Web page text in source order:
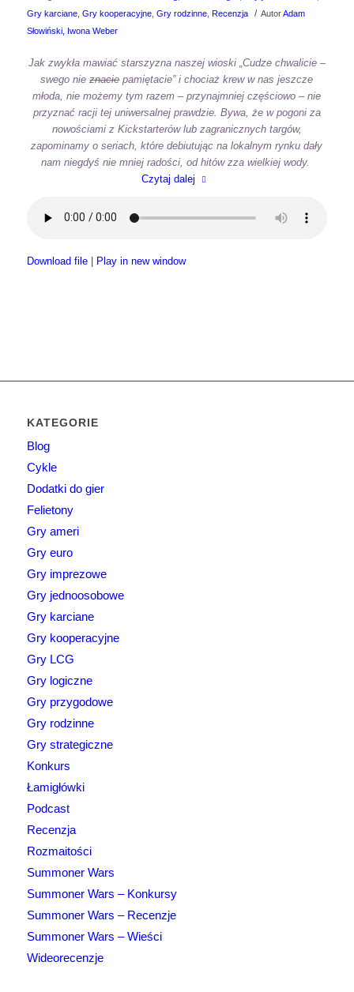
Gry karciane, Gry kooperacyjne, Gry rodzinne, Recenzja / AutorAdam
Słowiński, Iwona Weber
Jak zwykła mawiać starszyzna naszej wioski „Cudze chwalicie –
swego nieznaciepamiętacie” i chociaż krew w nas jeszcze
młoda, nie możemy tym razem – przynajmniej częściowo – nie
przyznać racji tej uniwersalnej prawdzie. Bywa, że w pogoni za
nowościami z Kickstarterów lub zagranicznych targów,
zapominamy o seriach, które debiutując na lokalnym rynku dały
nam niegdyś nie mniej radości, od hitów zza wielkiej wody.
Czytaj dalej
Download file| Play in new window
KATEGORIE
Blog
Cykle
Dodatki do gier
Felietony
Gry ameri
Gry euro
Gry imprezowe
Gry jednoosobowe
Gry karciane
Gry kooperacyjne
Gry LCG
Gry logiczne
Gry przygodowe
Gry rodzinne
Gry strategiczne
Konkurs
Łamigłówki
Podcast
Recenzja
Rozmaitości
Summoner Wars
Summoner Wars – Konkursy
Summoner Wars – Recenzje
Summoner Wars – Wieści
Wideorecenzje